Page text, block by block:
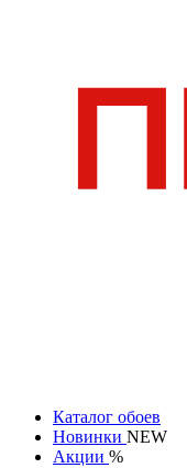
Каталог обоев
Новинки NEW
Акции %